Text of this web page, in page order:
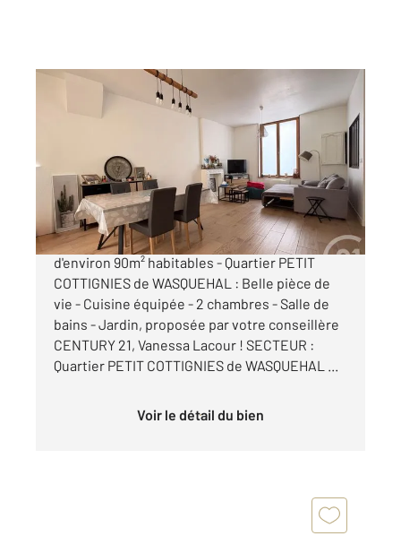
, 3 pièces
Maison à vendre
252 000 €
CHARMANTE MAISON DES ANNEES 30
d'environ 90m² habitables - Quartier PETIT
COTTIGNIES de WASQUEHAL : Belle pièce de
vie - Cuisine équipée - 2 chambres - Salle de
bains - Jardin, proposée par votre conseillère
CENTURY 21, Vanessa Lacour ! SECTEUR :
Quartier PETIT COTTIGNIES de WASQUEHAL ...
Voir le détail du bien